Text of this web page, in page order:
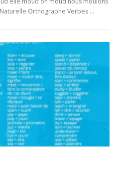
Orthographe Verbes …